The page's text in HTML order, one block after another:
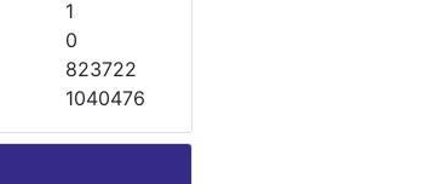
1
0
823722
1040476